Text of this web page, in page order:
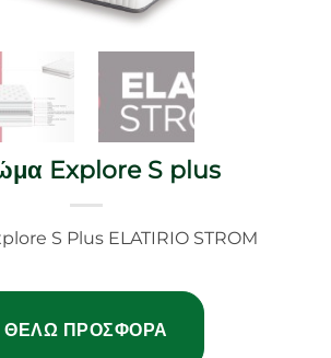
Explore S plus
S Plus ELATIRIO STROM
ΘΈΛΩ ΠΡΟΣΦΟΡΆ